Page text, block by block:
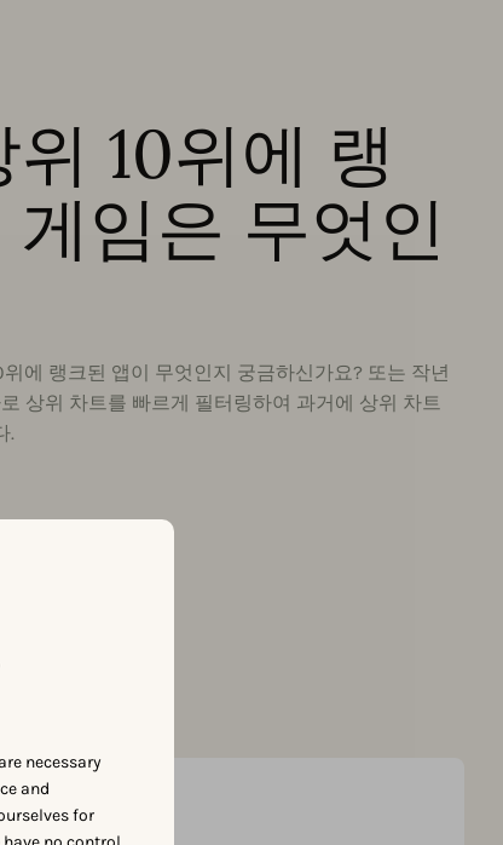
necessary
and
for
10위에 랭
임은 무엇인
에 랭크된 앱이 무엇인지 궁금하신가요? 또는 작년
상위 차트를 빠르게 필터링하여 과거에 상위 차트
.